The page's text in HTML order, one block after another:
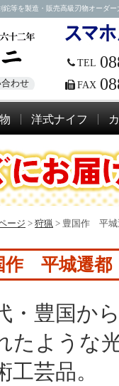
等を製造・販売高級刃物オーダ
わせ
TEL
FAX
洋式ナイフ
ージ > 狩猟 > 豊国作 平城
作 平城遷都
・豊国か
たような
工芸品。